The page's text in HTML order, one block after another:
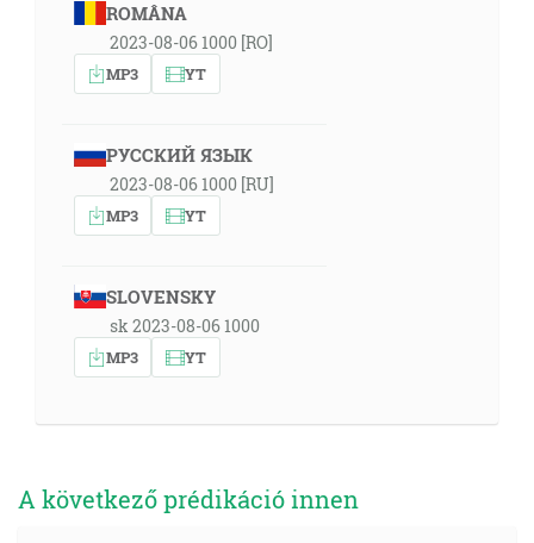
ROMÂNA
2023-08-06 1000 [RO]
MP3 YT
РУССКИЙ ЯЗЫК
2023-08-06 1000 [RU]
MP3 YT
SLOVENSKY
sk 2023-08-06 1000
MP3 YT
A következő prédikáció innen